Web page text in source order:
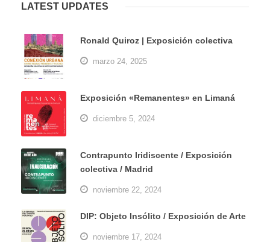
LATEST UPDATES
Ronald Quiroz | Exposición colectiva
marzo 24, 2025
Exposición «Remanentes» en Limaná
diciembre 5, 2024
Contrapunto Iridiscente / Exposición
colectiva / Madrid
noviembre 22, 2024
DIP: Objeto Insólito / Exposición de Arte
noviembre 17, 2024